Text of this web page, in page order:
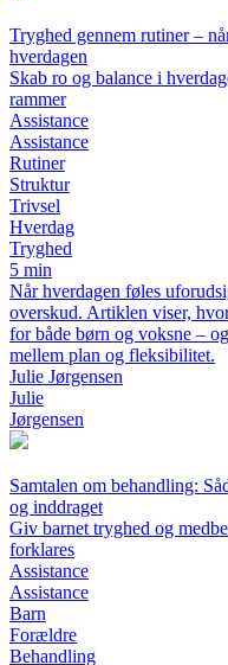
Tryghed gennem rutiner –
hverdagen
Skab ro og balance i
rammer
Assistance
Assistance
Rutiner
Struktur
Trivsel
Hverdag
Tryghed
5 min
Når hverdagen føles
overskud. Artiklen viser,
for både børn og voksne –
mellem plan og fleksibilitet.
Julie Jørgensen
Julie
Jørgensen
Samtalen om behandling:
og inddraget
Giv barnet tryghed og
forklares
Assistance
Assistance
Barn
Forældre
Behandling